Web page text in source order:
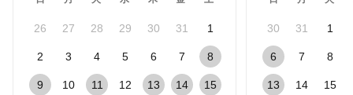
26 27 28 29 30 31 1
2 3 4 5 6 7 8
9 10 11 12 13 14 15
30 31 1
6 7 8
13 14 15